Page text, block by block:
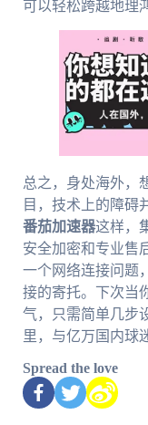
可以轻松跨越地理
总之，身处海外，
目，技术上的障碍
番茄加速器这样，
安全加密和专业售
一个网络连接问题
接的寄托。下次当
气，只需简单几步
里，与亿万国内球
Spread the love